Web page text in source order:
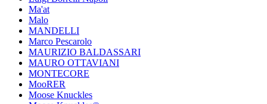
Ma'at
Malo
MANDELLI
Marco Pescarolo
MAURIZIO BALDASSARI
MAURO OTTAVIANI
MONTECORE
MooRER
Moose Knuckles